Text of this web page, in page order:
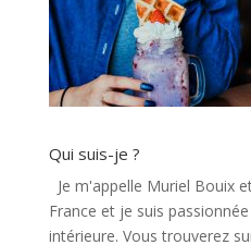
Qui suis-je ?
Je m'appelle Muriel Bouix
France et je suis
intérieure. Vous trouverez